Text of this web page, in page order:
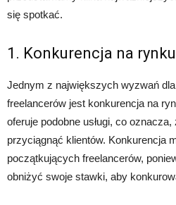
się spotkać.
1. Konkurencja na rynku
Jednym z największych wyzwań
freelancerów jest konkurencja na
oferuje podobne usługi, co
przyciągnąć klientów. Konkurencja
początkujących freelancerów,
obniżyć swoje stawki, aby